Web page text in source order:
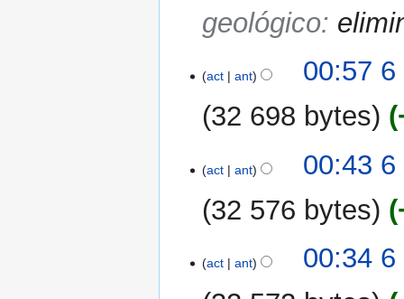
geológico:
mar
2007
act ant
00:57
32 698 bytes
act ant
00:43
32 576 bytes
act ant
00:34